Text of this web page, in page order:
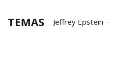
TEMAS Jeffrey Epstein